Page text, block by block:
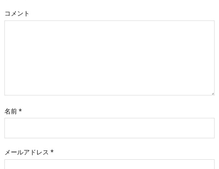
コメント
名前*
メールアドレス *